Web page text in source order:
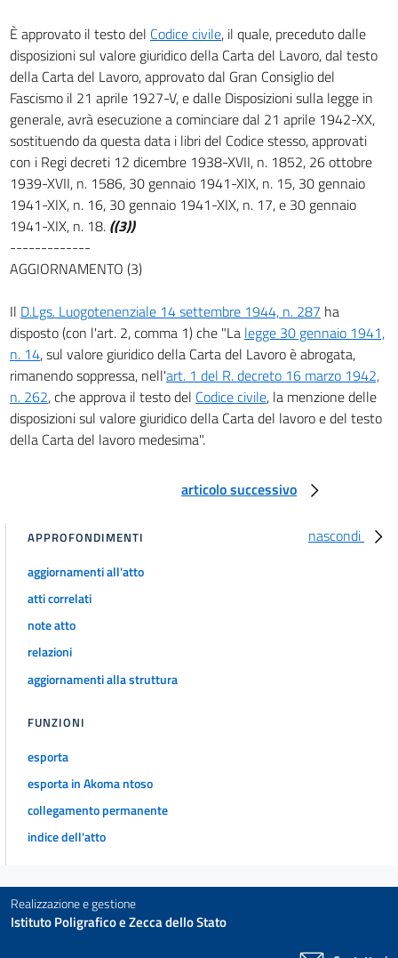
CODICE CIVILE
LIBRO PRIMO
DELLE PERSONE E DELLA FAMIGLIA
TITOLO I
DELLE PERSONE FISICHE
art. 1
art. 2
art. 3
art. 4
art. 5
art. 6
art. 8
art. 9
art. 10
TITOLO II
DELLE PERSONE GIURIDICHE
CAPO I
art. 13
Delle associazioni e delle fondazioni
art. 14
art. 15
art. 16
art. 17
art. 20
art. 21
art. 22
art. 25
art. 26
È approvato il testo del Codice civile, il quale, preceduto dalle
disposizioni sul valore giuridico della Carta del Lavoro, dal testo
della Carta del Lavoro, approvato dal Gran Consiglio del
Fascismo il 21 aprile 1927-V, e dalle Disposizioni sulla legge in
generale, avrà esecuzione a cominciare dal 21 aprile 1942-XX,
sostituendo da questa data i libri del Codice stesso, approvati
con i Regi decreti 12 dicembre 1938-XVII, n. 1852, 26 ottobre
1939-XVII, n. 1586, 30 gennaio 1941-XIX, n. 15, 30 gennaio
1941-XIX, n. 16, 30 gennaio 1941-XIX, n. 17, e 30 gennaio
1941-XIX, n. 18. ((3))
-------------
AGGIORNAMENTO (3)
Il D.Lgs. Luogotenenziale 14 settembre 1944, n. 287 ha
disposto (con l'art. 2, comma 1) che "La legge 30 gennaio 1941,
n. 14, sul valore giuridico della Carta del Lavoro è abrogata,
rimanendo soppressa, nell'art. 1 del R. decreto 16 marzo 1942,
n. 262, che approva il testo del Codice civile, la menzione delle
disposizioni sul valore giuridico della Carta del lavoro e del testo
della Carta del lavoro medesima".
articolo successivo
nascondi
APPROFONDIMENTI
aggiornamenti all'atto
atti correlati
note atto
relazioni
aggiornamenti alla struttura
FUNZIONI
esporta
esporta in Akoma ntoso
collegamento permanente
indice dell'atto
Realizzazione e gestione
Istituto Poligrafico e Zecca dello Stato